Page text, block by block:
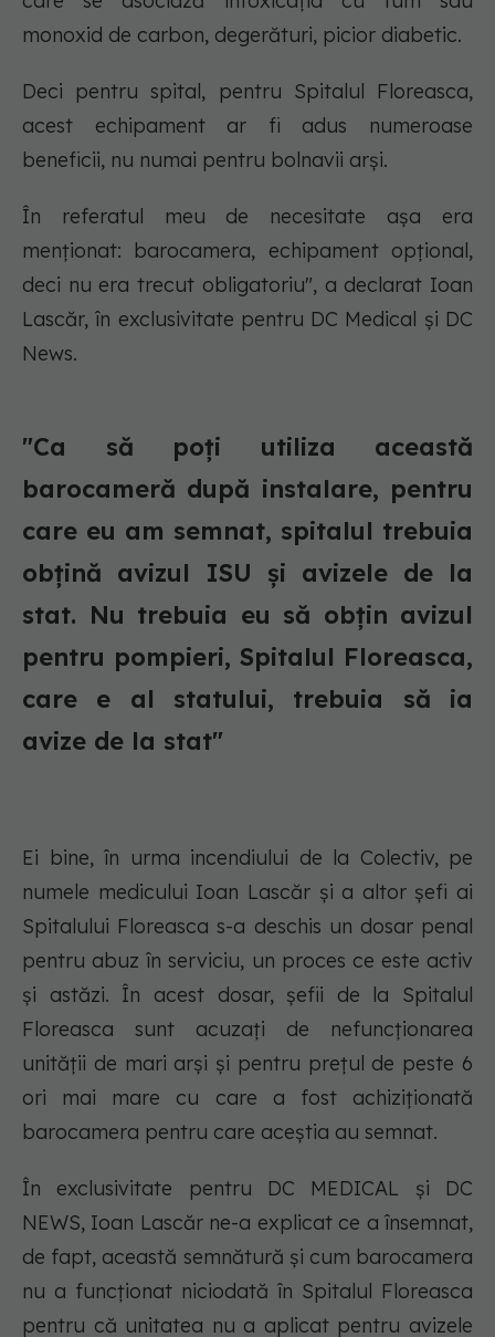
monoxid de carbon, degerături, picior diabetic.
Deci pentru spital, pentru Spitalul Floreasca,
acest echipament ar fi adus numeroase
beneficii, nu numai pentru bolnavii arși.
În referatul meu de necesitate așa era
menționat: barocamera, echipament opțional,
deci nu era trecut obligatoriu", a declarat Ioan
Lascăr, în exclusivitate pentru DC Medical și DC
News.
"Ca să poți utiliza această
barocameră după instalare, pentru
care eu am semnat, spitalul trebuia
obțină avizul ISU și avizele de la
stat. Nu trebuia eu să obțin avizul
pentru pompieri, Spitalul Floreasca,
care e al statului, trebuia să ia
avize de la stat"
Ei bine, în urma incendiului de la Colectiv, pe
numele medicului Ioan Lascăr și a altor șefi ai
Spitalului Floreasca s-a deschis un dosar penal
pentru abuz în serviciu, un proces ce este activ
și astăzi. În acest dosar, șefii de la Spitalul
Floreasca sunt acuzați de nefuncționarea
unității de mari arși și pentru prețul de peste 6
ori mai mare cu care a fost achiziționată
barocamera pentru care aceștia au semnat.
În exclusivitate pentru DC MEDICAL și DC
NEWS, Ioan Lascăr ne-a explicat ce a însemnat,
de fapt, această semnătură și cum barocamera
nu a funcționat niciodată în Spitalul Floreasca
pentru că unitatea nu a aplicat pentru avizele